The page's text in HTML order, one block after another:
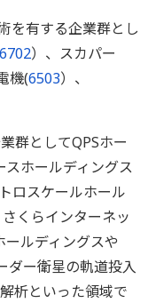
を有する企業群とし
6702）、スカパー
機(6503）、
群としてQPSホー
スホールディングス
ロスケールホール
くらインターネッ
ールディングスや
ダー衛星の軌道投入
析といった領域で